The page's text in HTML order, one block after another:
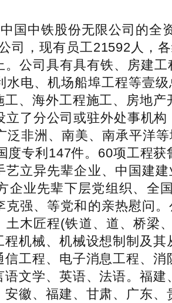
中铁股份无限公司的全
司，现有员工21592人，
公司具有具有铁、房建
电、机场船埠工程等壹
、海外工程施工、房地
了分公司或驻外处事机
泛非洲、南美、南承平洋
专利147件。60项工程
立异先辈企业、中国建
企业先辈下层党组织、全
强、等党和的亲热慰问
木匠程(铁道、道、桥梁
机械、机械设想制制及
工程、电子消息工程、
文学、英语、法语。福
徽、福建、甘肃、广东